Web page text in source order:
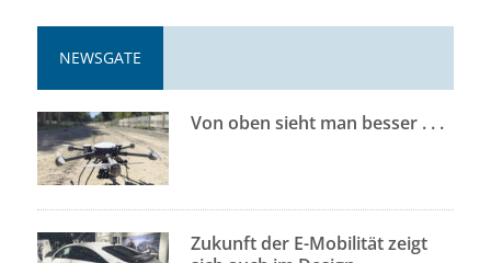
NEWSGATE
Von oben sieht man besser . . .
Zukunft der E-Mobilität zeigt